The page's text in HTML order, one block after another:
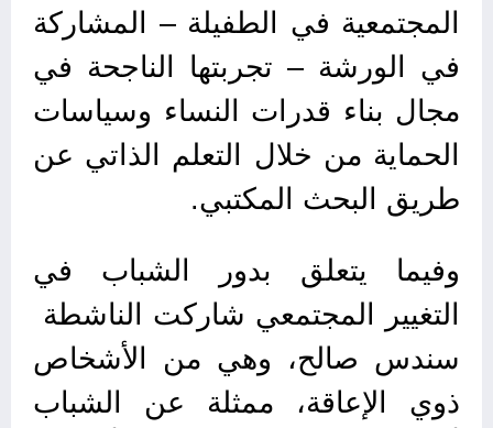
المجتمعية في الطفيلة – المشاركة
في الورشة – تجربتها الناجحة في
مجال بناء قدرات النساء وسياسات
الحماية من خلال التعلم الذاتي عن
طريق البحث المكتبي.
وفيما يتعلق بدور الشباب في
التغيير المجتمعي شاركت الناشطة
سندس صالح، وهي من الأشخاص
ذوي الإعاقة، ممثلة عن الشباب